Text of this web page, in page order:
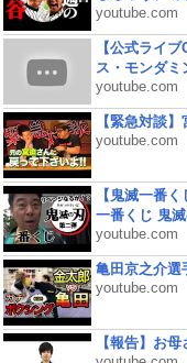
youtube.com
【公式ライ
ス・モンダミ
youtube.com
【緊急対談
youtube.com
【鬼滅一番
一番くじ 鬼
youtube.com
亀田京之介選
youtube.com
【報告】お